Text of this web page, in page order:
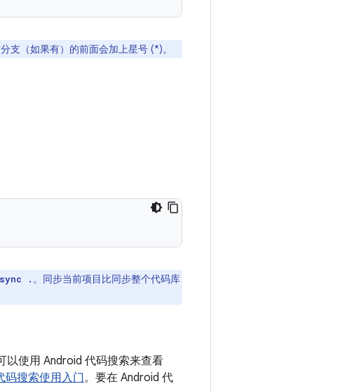
支（如果有）的前面会加上星号 (*)。
. 。同步当前项目比同步整个代码库
以使用 Android 代码搜索来查看
码搜索使用入门。要在 Android 代